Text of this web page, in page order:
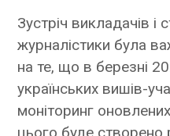
Зустріч викладачів і
журналістики була
на те, що в березні
українських вишів-
моніторинг
цього буде створено